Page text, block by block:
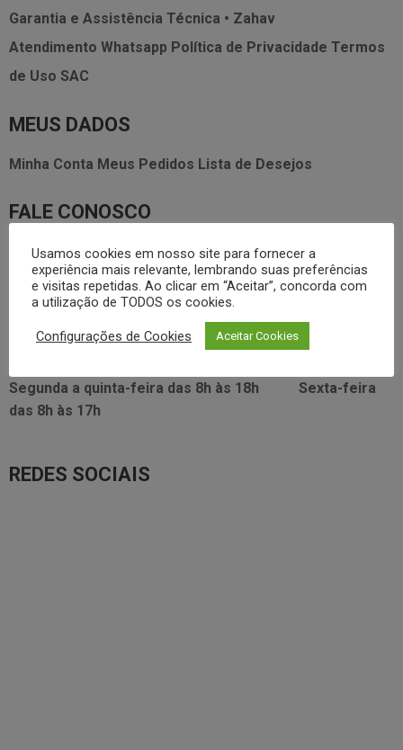
Garantia e Assistência Técnica • Zahav
Atendimento Whatsapp Política de Privacidade Termos
de Uso SAC
MEUS DADOS
Minha Conta Meus Pedidos Lista de Desejos
FALE CONOSCO
3338.2628
foodservice@dayhome.com.br
Atendimento Whatsapp
VISITE NOSSO SHOWRROM:
Rua Araújo Figueiredo, 96
Segunda a quinta-feira das 8h às 18h
Sexta-feira
das 8h às 17h
REDES SOCIAIS
Usamos cookies em nosso site para fornecer a
experiência mais relevante, lembrando suas preferências
e visitas repetidas. Ao clicar em “Aceitar”, concorda com
a utilização de TODOS os cookies.
Configurações de Cookies Aceitar Cookies